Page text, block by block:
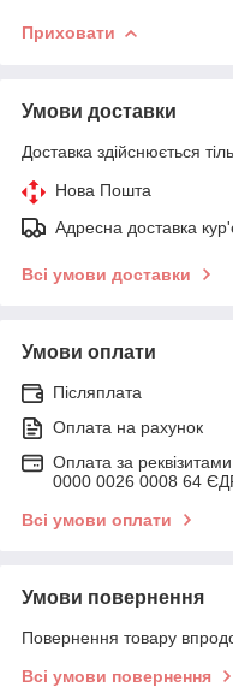
Приховати
Умови доставки
Доставка здійснюється
Нова Пошта
Адресна доставка
Всі умови доставки
Умови оплати
Післяплата
Оплата на рахунок
Оплата за
0000 0026 0008 64
Всі умови оплати
Умови повернення
Повернення товару
Всі умови повернення